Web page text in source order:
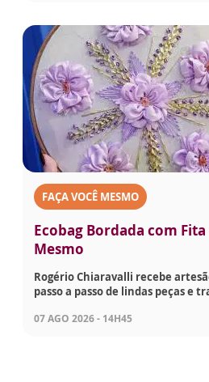
FAÇA VOCÊ MESMO
Ecobag Bordada com Fita
Mesmo
Rogério Chiaravalli recebe
passo a passo de lindas peças e
07 AGO 2026 - 14H45